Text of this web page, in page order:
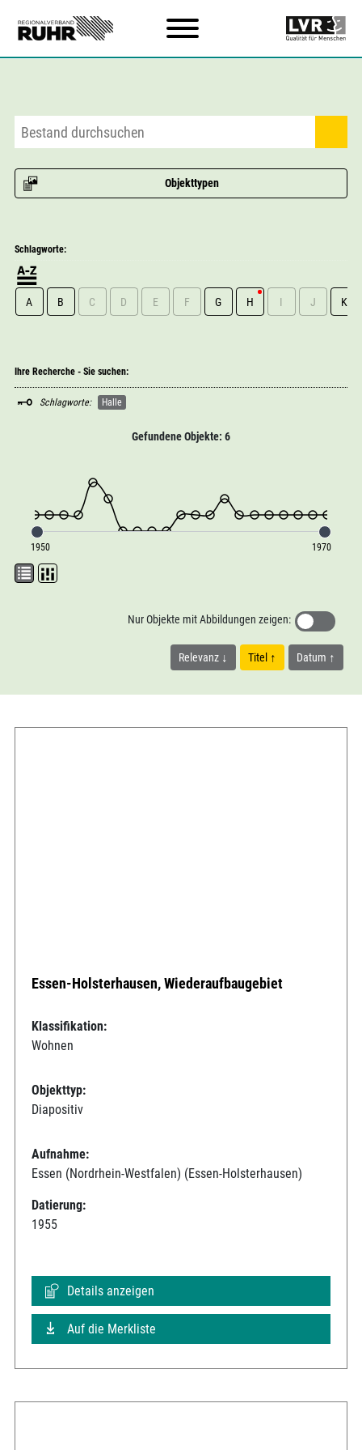
Objekttypen
Gefundene Objekte: 6
1950 1970
Relevanz Titel Datum
Nur Objekte mit Abbildungen zeigen:
Schlagworte:
A B C D E F G H I J K
Ihre Recherche - Sie suchen:
Schlagworte: Halle
Essen-Holsterhausen, Wiederaufbaugebiet
Klassifikation:
Wohnen
Objekttyp:
Diapositiv
Aufnahme:
Essen (Nordrhein-Westfalen) (Essen-Holsterhausen)
Datierung:
1955
Details anzeigen
Auf die Merkliste